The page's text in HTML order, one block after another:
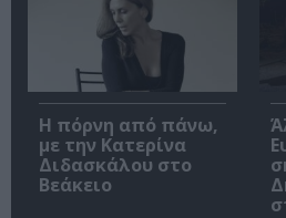
Η πόρνη από πάνω,
με την Κατερίνα
Διδασκάλου στο
Βεάκειο